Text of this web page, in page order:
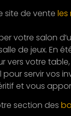
site de vente les
votre salon
de jeux. En
vers votre
servir vos
et vous
section des